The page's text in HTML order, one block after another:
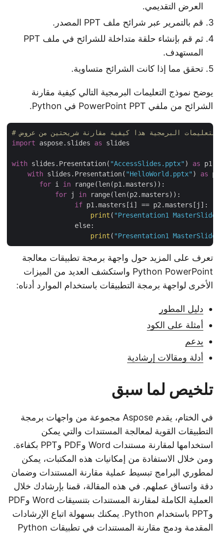
العرض التقديمي.
قم بالتمرير عبر شرائح ملف PPT المصدر.
ثم قم بإنشاء حلقة متداخلة للشرائح في ملف PPT
المستهدف.
تحقق مما إذا كانت الشرائح متساوية.
يوضح نموذج التعليمات البرمجية التالي كيفية مقارنة
الشرائح من ملفي PowerPoint PPT في Python.
import aspose.slides as slides
with slides.Presentation("AccessSlides.pptx" ) as
with slides.Presentation("HelloWorld.pptx" ) as
for i in range(len(p1.masters)):
for j in range(len(p2.masters)):
if p1.masters[i] == p2.masters[j]:
print ("Presentation1
                else:
print ("Presentation1
تعرف على المزيد حول واجهة برمجة تطبيقات معالجة
Python PowerPoint واستكشف العديد من الميزات
الأخرى لواجهة برمجة التطبيقات باستخدام الموارد أدناه:
دليل المطور
أمثلة على الكود
يدعم
أدلة ومقالات إرشادية
تلخيص لما سبق
في الختام، يقدم Aspose مجموعة من واجهات برمجة
التطبيقات القوية لمعالجة المستندات والتي يمكن
استخدامها لمقارنة مستندات Word وPDF وPPT بكفاءة.
ومن خلال الاستفادة من إمكانيات هذه المكتبات، يمكن
لمطوري البرامج تبسيط عملية مقارنة المستندات وضمان
دقة واتساق عملهم. في هذه المقالة، قمنا بإرشادك خلال
العملية الكاملة لمقارنة المستندات بتنسيقات Word وPDF
وPPT باستخدام Python. يمكنك بسهولة اتباع الإرشادات
المقدمة ودمج مقارنة المستندات في تطبيقات Python